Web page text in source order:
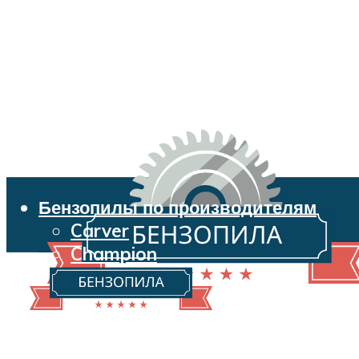
Бензопилы по производителям
Carver
Champion
Echo
Husqvarna